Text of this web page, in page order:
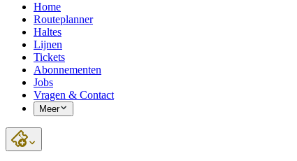
Home
Routeplanner
Haltes
Lijnen
Tickets
Abonnementen
Jobs
Vragen & Contact
Meer